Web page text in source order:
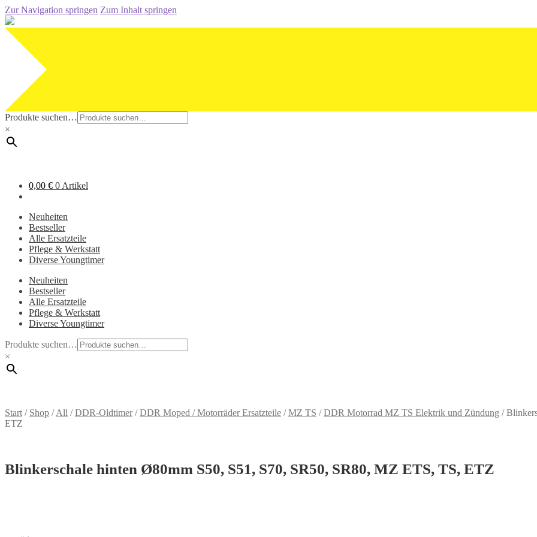
Zur Navigation springen Zum Inhalt springen
Produkte suchen…
×
0,00 € 0 Artikel
Neuheiten
Bestseller
Alle Ersatzteile
Pflege & Werkstatt
Diverse Youngtimer
Neuheiten
Bestseller
Alle Ersatzteile
Pflege & Werkstatt
Diverse Youngtimer
Produkte suchen…
×
Start / Shop /All /DDR-Oldtimer/DDR Moped / Motorräder Ersatzteile /MZ TS /DDR Motorrad MZ TS Elektrik und Zündung /
ETZ
Blinkerschale hinten Ø80mm S50, S51, S70, SR50, SR80, MZ ETS, TS, ETZ